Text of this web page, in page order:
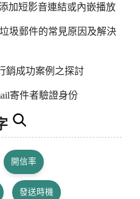
加短影音連結或內嵌播放
圾郵件的常見原因及解決
銷成功案例之探討
寄件者驗證身份
開信率
發送時機